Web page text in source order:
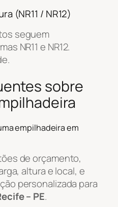
(NR11 / NR12)
seguem
NR11 e NR12.
sobre
empilhadeira em
de orçamento,
altura e local, e
personalizada para
– PE.